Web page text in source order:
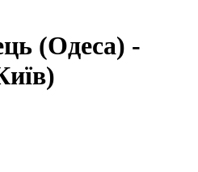
(Одеса) -